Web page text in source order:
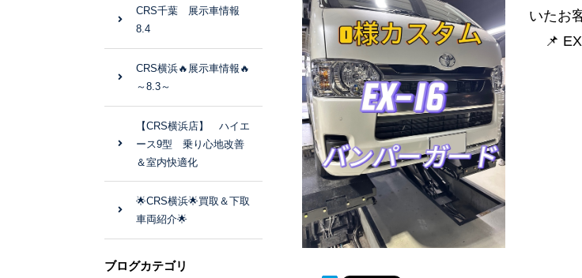
いたお
📌
CRS千葉 展示車情報
8.4
CRS横浜🔥展示車情報🔥
～8.3～
【CRS横浜店】 ハイエ
ース9型 乗り心地改善
＆室内快適化
🌟CRS横浜🌟買取＆下取
車両紹介🌟
ブログカテゴリ